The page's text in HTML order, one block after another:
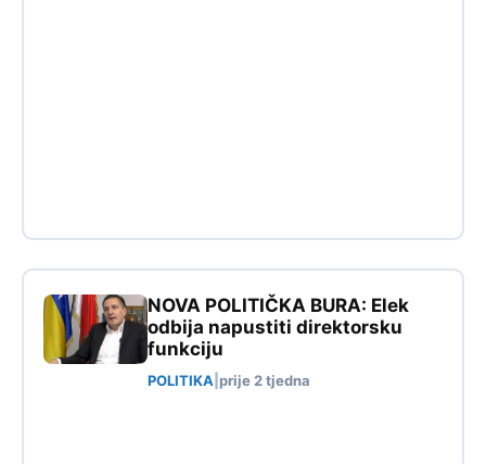
NOVA POLITIČKA BURA: Elek
odbija napustiti direktorsku
funkciju
POLITIKA prije 2 tjedna